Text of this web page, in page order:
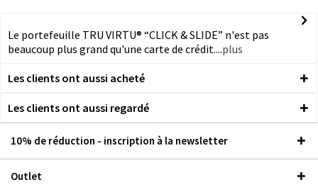
Le portefeuille TRU VIRTU® “CLICK & SLIDE” n'est pas
beaucoup plus grand qu'une carte de crédit....plus
Les clients ont aussi acheté
Les clients ont aussi regardé
10% de réduction - inscription à la newsletter
Outlet